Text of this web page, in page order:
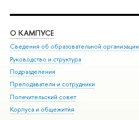
О КАМПУСЕ
Сведения об образовательной организации
Руководство и структура
Подразделения
Преподаватели и сотрудники
Попечительский совет
Корпуса и общежития